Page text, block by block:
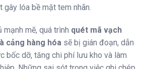
lóa bề mặt tem nhãn.
mạnh mẽ, quá trình quét mã vạch
cảng hàng hóa sẽ bị gián đoạn, dẫn
bốc dỡ, tăng chi phí lưu kho và làm